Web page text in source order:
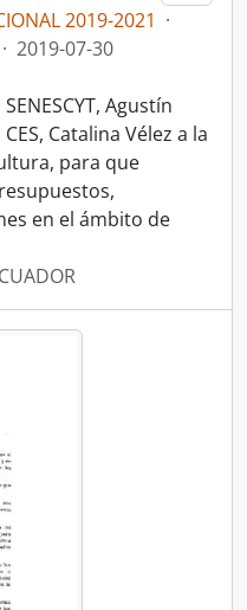
2019-2021 ·
· 2019-07-30
Agustín
Catalina Vélez a la
para que
en el ámbito de